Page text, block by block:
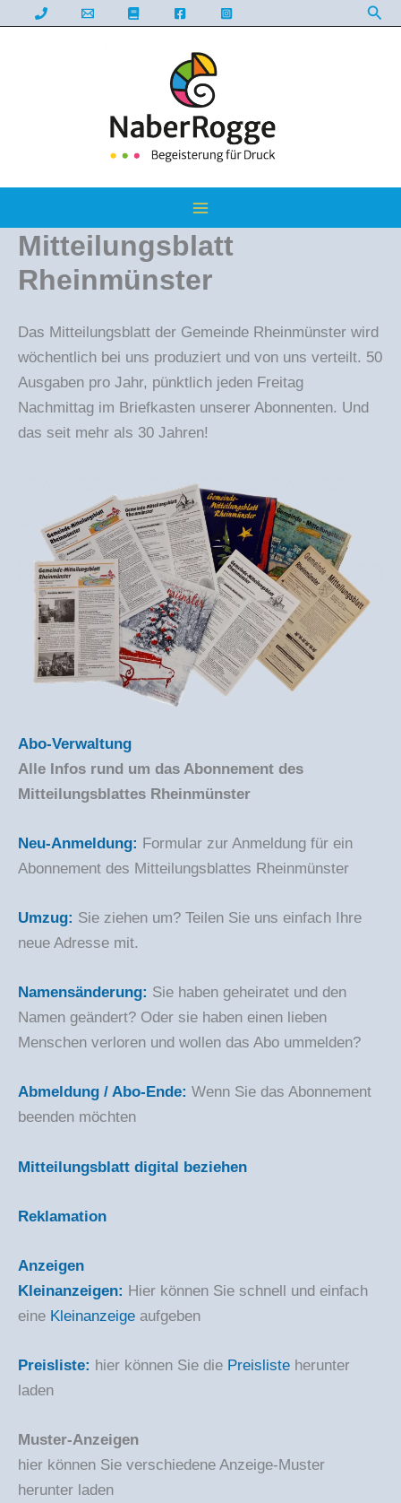
Mitteilungsblatt
Rheinmünster
Das Mitteilungsblatt der Gemeinde Rheinmünster wird
wöchentlich bei uns produziert und von uns verteilt. 50
Ausgaben pro Jahr, pünktlich jeden Freitag
Nachmittag im Briefkasten unserer Abonnenten. Und
das seit mehr als 30 Jahren!
Abo-Verwaltung
Alle Infos rund um das Abonnement des
Mitteilungsblattes Rheinmünster
Neu-Anmeldung: Formular zur Anmeldung für ein
Abonnement des Mitteilungsblattes Rheinmünster
Umzug: Sie ziehen um? Teilen Sie uns einfach Ihre
neue Adresse mit.
Namensänderung: Sie haben geheiratet und den
Namen geändert? Oder sie haben einen lieben
Menschen verloren und wollen das Abo ummelden?
Abmeldung / Abo-Ende: Wenn Sie das Abonnement
beenden möchten
Mitteilungsblatt digital beziehen
Reklamation
Anzeigen
Kleinanzeigen: Hier können Sie schnell und einfach
eine Kleinanzeige aufgeben
Preisliste: hier können Sie die Preisliste herunter
laden
Muster-Anzeigen
hier können Sie verschiedene Anzeige-Muster
herunter laden